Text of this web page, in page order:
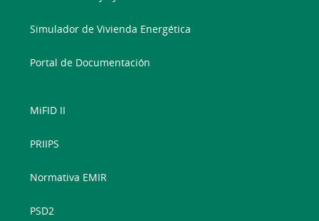
Simulador de Vivienda Energética
Portal de Documentación
MiFID II
PRIIPS
Normativa EMIR
PSD2